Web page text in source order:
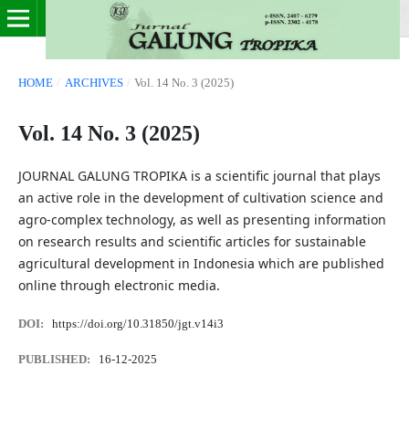
HOME / ARCHIVES / Vol. 14 No. 3 (2025)
Vol. 14 No. 3 (2025)
JOURNAL GALUNG TROPIKA is a scientific journal that plays
an active role in the development of cultivation science and
agro-complex technology, as well as presenting information
on research results and scientific articles for sustainable
agricultural development in Indonesia which are published
online through electronic media.
DOI: https://doi.org/10.31850/jgt.v14i3
PUBLISHED: 16-12-2025